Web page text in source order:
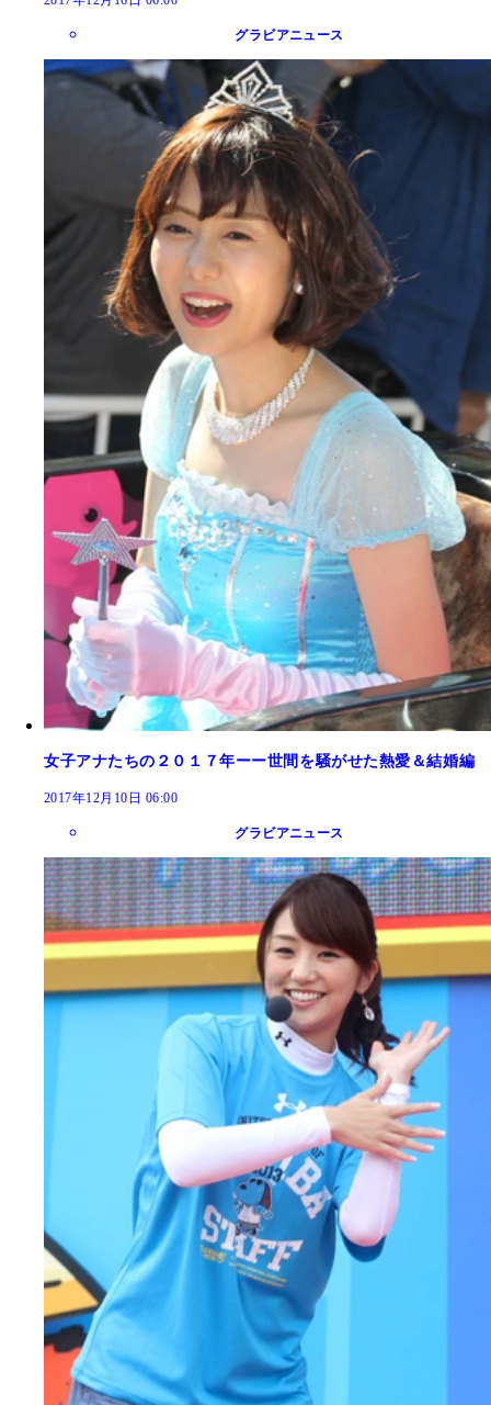
グラビアニュース
女子アナたちの２０１７年ーー世間を騒がせた熱愛＆結婚編
2017年12月10日 06:00
グラビアニュース